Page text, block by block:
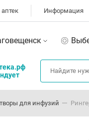
Информация
для инфузий